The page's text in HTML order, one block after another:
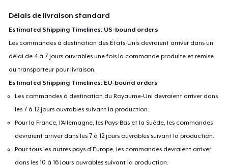
Délais de livraison standard
Estimated Shipping Timelines: US-bound orders
Les commandes à destination des États-Unis devraient arriver dans un
délai de 4 à 7 jours ouvrables une fois la commande produite et remise
au transporteur pour livraison.
Estimated Shipping Timelines: EU-bound orders
Les commandes à destination du Royaume-Uni devraient arriver dans
les 7 à 12 jours ouvrables suivant la production.
Pour la France, l'Allemagne, les Pays-Bas et la Suède, les commandes
devraient arriver dans les 7 à 12 jours ouvrables suivant la production.
Pour tous les autres pays d'Europe, les commandes devraient arriver
dans les 10 à 16 jours ouvrables suivant la production.